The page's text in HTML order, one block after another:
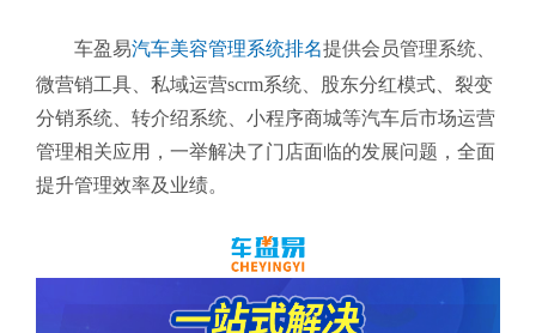
车盈易汽车美容管理系统排名提供会员管理系统、
微营销工具、私域运营scrm系统、股东分红模式、裂变
分销系统、转介绍系统、小程序商城等汽车后市场运营
管理相关应用，一举解决了门店面临的发展问题，全面
提升管理效率及业绩。